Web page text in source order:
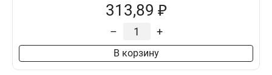
313,89 ₽
– +
В корзину